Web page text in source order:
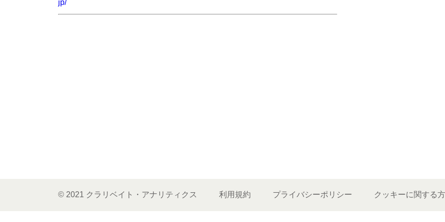
jp/
© 2021 クラリベイト・アナリティクス 利用規約 プライバシーポリシー クッキーに関する